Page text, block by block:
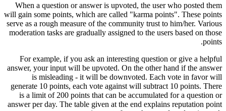
When a question or answer is upvoted, the user who posted them
will gain some points, which are called "karma points". These points
serve as a rough measure of the community trust to him/her. Various
moderation tasks are gradually assigned to the users based on those
points.
For example, if you ask an interesting question or give a helpful
answer, your input will be upvoted. On the other hand if the answer
is misleading - it will be downvoted. Each vote in favor will
generate 10 points, each vote against will subtract 10 points. There
is a limit of 200 points that can be accumulated for a question or
answer per day. The table given at the end explains reputation point